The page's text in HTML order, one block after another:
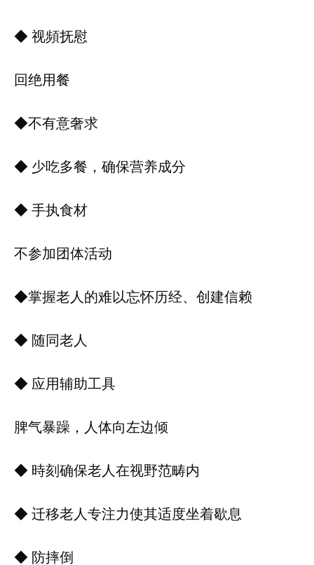
◆ 视頻抚慰
回绝用餐
◆不有意奢求
◆ 少吃多餐，确保营养成分
◆ 手执食材
不参加团体活动
◆掌握老人的难以忘怀历经、创建信赖
◆ 随同老人
◆ 应用辅助工具
脾气暴躁，人体向左边倾
◆ 時刻确保老人在视野范畴内
◆ 迁移老人专注力使其适度坐着歇息
◆ 防摔倒